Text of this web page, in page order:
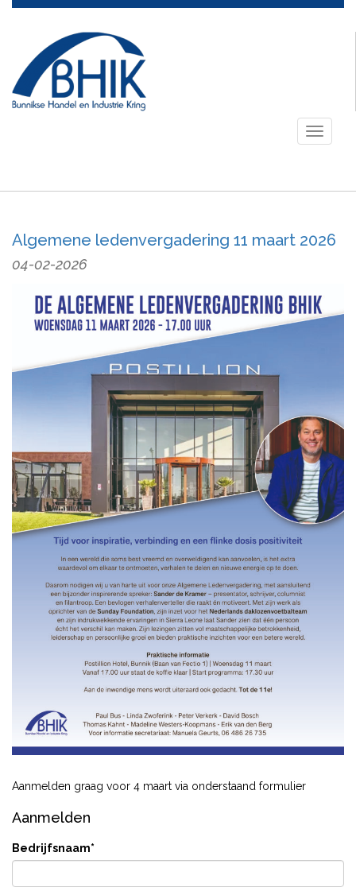
Toggle
Algemene ledenvergadering 11 maart 2026
04-02-2026
Aanmelden graag voor 4 maart via onderstaand formulier
Aanmelden
Bedrijfsnaam*